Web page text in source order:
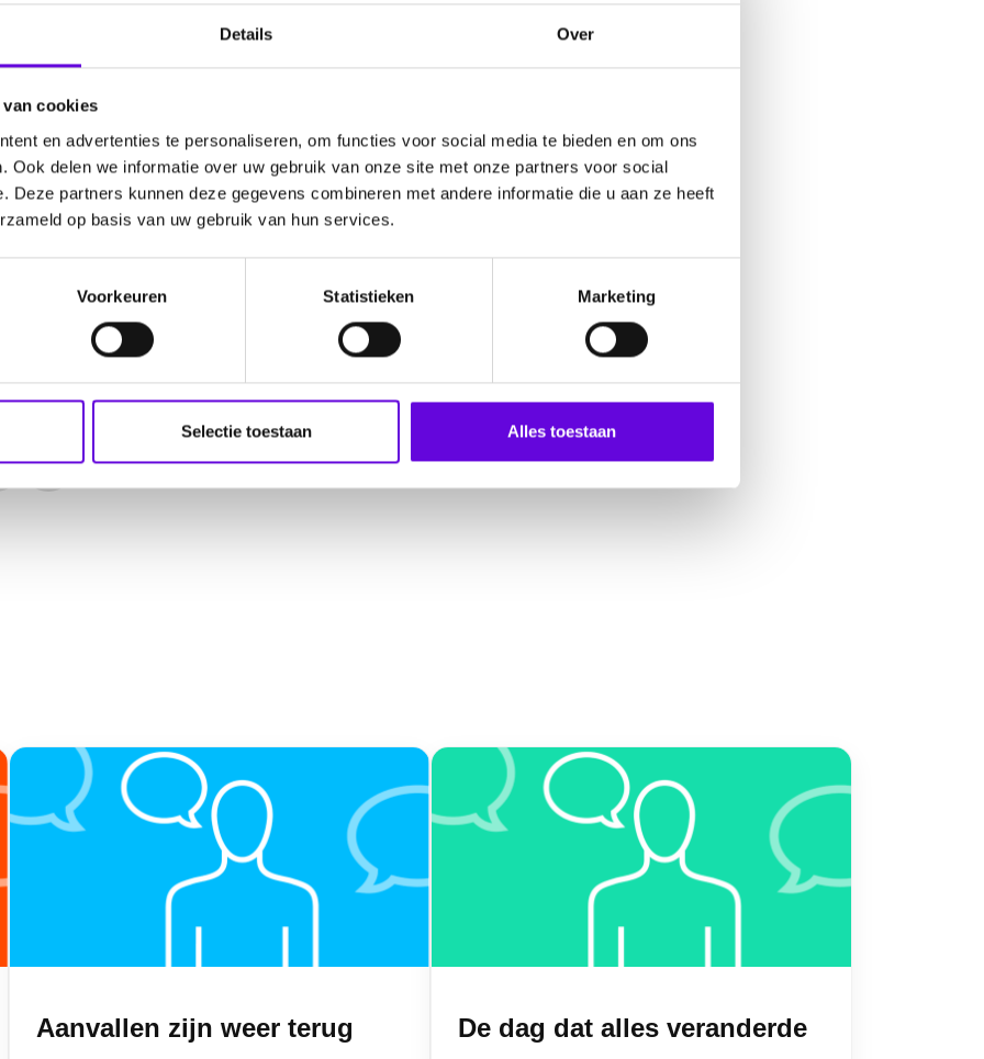
Details Over
van cookies
en advertenties te personaliseren, om functies voor social media te bieden en om ons
Ook delen we informatie over uw gebruik van onze site met onze partners voor social
Deze partners kunnen deze gegevens combineren met andere informatie die u aan ze heeft
op basis van uw gebruik van hun services.
Voorkeuren Statistieken Marketing
Selectie toestaan Alles toestaan
wennen. We zoeken nog naar medicatie die goed werkt en ik ben nog steeds in
weet ik zeker: ik laat dit mij niet stoppen. Ik ben mezelf opnieuw aan het herpakken —
Doneer online
Aanvallen zijn weer terug De dag dat alles veranderde